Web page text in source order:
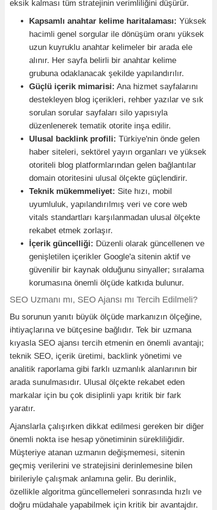
eksik kalması tüm stratejinin verimliliğini düşürür.
Kapsamlı anahtar kelime haritalaması: Yüksek
hacimli genel sorgular ile dönüşüm oranı yüksek
uzun kuyruklu anahtar kelimeler bir arada ele
alınır. Her sayfa belirli bir anahtar kelime
grubuna odaklanacak şekilde yapılandırılır.
Güçlü içerik mimarisi: Ana hizmet sayfalarını
destekleyen blog içerikleri, rehber yazılar ve sık
sorulan sorular sayfaları silo yapısıyla
düzenlenerek tematik otorite inşa edilir.
Ulusal backlink profili: Türkiye'nin önde gelen
haber siteleri, sektörel yayın organları ve yüksek
otoriteli blog platformlarından gelen bağlantılar
domain otoritesini ulusal ölçekte güçlendirir.
Teknik mükemmeliyet: Site hızı, mobil
uyumluluk, yapılandırılmış veri ve core web
vitals standartları karşılanmadan ulusal ölçekte
rekabet etmek zorlaşır.
İçerik güncelliği: Düzenli olarak güncellenen ve
genişletilen içerikler Google'a sitenin aktif ve
güvenilir bir kaynak olduğunu sinyaller; sıralama
korumasına önemli ölçüde katkıda bulunur.
SEO Uzmanı mı, SEO Ajansı mı Tercih Edilmeli?
Bu sorunun yanıtı büyük ölçüde markanızın ölçeğine,
ihtiyaçlarına ve bütçesine bağlıdır. Tek bir uzmana
kıyasla SEO ajansı tercih etmenin en önemli avantajı;
teknik SEO, içerik üretimi, backlink yönetimi ve
analitik raporlama gibi farklı uzmanlık alanlarının bir
arada sunulmasıdır. Ulusal ölçekte rekabet eden
markalar için bu çok disiplinli yapı kritik bir fark
yaratır.
Ajanslarla çalışırken dikkat edilmesi gereken bir diğer
önemli nokta ise hesap yönetiminin sürekliliğidir.
Müşteriye atanan uzmanın değişmemesi, sitenin
geçmiş verilerini ve stratejisini derinlemesine bilen
birileriyle çalışmak anlamına gelir. Bu derinlik,
özellikle algoritma güncellemeleri sonrasında hızlı ve
doğru müdahale yapabilmek için kritik bir avantajdır.